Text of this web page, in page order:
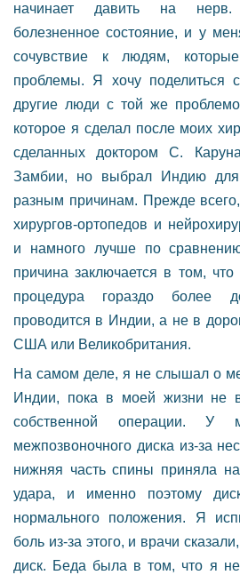
начинает давить на
болезненное состояние, и у
сочувствие к людям,
проблемы. Я хочу поделиться
другие люди с той же
которое я сделал после моих
сделанных доктором С.
Замбии, но выбрал Индию
разным причинам. Прежде
хирургов-ортопедов и
и намного лучше по
причина заключается в том, что
процедура гораздо более
проводится в Индии, а не в
США или Великобритания.
На самом деле, я не слышал о
Индии, пока в моей жизни не
собственной операции.
межпозвоночного диска из-за
нижняя часть спины приняла
удара, и именно поэтому
нормального положения. Я
боль из-за этого, и врачи
диск. Беда была в том, что я